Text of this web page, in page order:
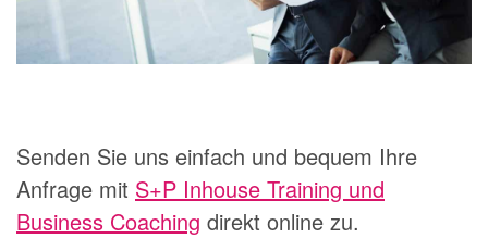
Senden Sie uns einfach und bequem Ihre
Anfrage mit S+P Inhouse Training und
Business Coaching direkt online zu.